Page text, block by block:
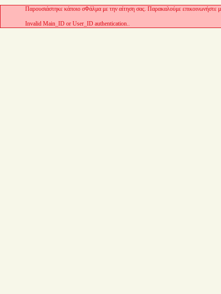
Παρουσιάστηκε κάποιο σΦάλμα με την αίτηση σας. Παρακαλούμε επικοινωνήστε
Invalid Main_ID or User_ID authentication..